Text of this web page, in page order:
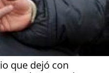
que dejó con